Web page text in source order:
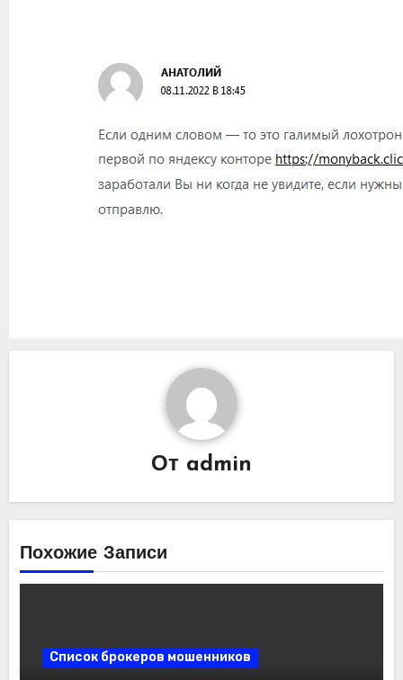
От admin
Похожие Записи
Список брокеров мошенников